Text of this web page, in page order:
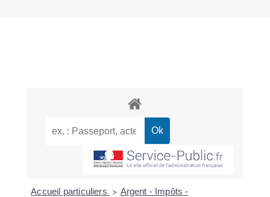
Accueil particuliers > Argent - Impôts -